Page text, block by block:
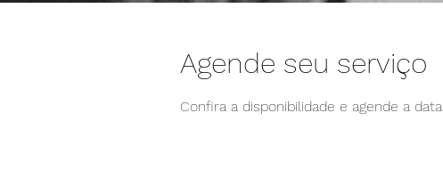
Agende seu serviço
Confira a disponibilidade e agende a